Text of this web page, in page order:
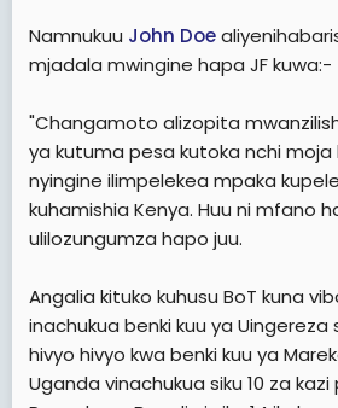
Namnukuu John Doe
mjadala mwingine hapa JF kuwa:-
"Changamoto alizopita
ya kutuma pesa kutoka nchi moja
nyingine ilimpelekea mpaka
kuhamishia Kenya. Huu ni mfano
ulilozungumza hapo juu.
Angalia kituko kuhusu BoT kuna
inachukua benki kuu ya Uingereza
hivyo hivyo kwa benki kuu ya
Uganda vinachukua siku 10 za